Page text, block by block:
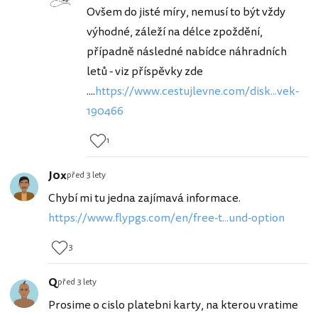
Ovšem do jisté míry, nemusí to být vždy
výhodné, záleží na délce zpoždění,
případně následné nabídce náhradních
letů - viz příspěvky zde
....https://www.cestujlevne.com/disk...vek-
190466
1
J0xpřed 3 lety
Chybí mi tu jedna zajímavá informace.
https://www.flypgs.com/en/free-t...und-option
3
Qpřed 3 lety
Prosime o cislo platebni karty, na kterou vratime